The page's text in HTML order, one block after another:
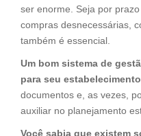
ser enorme. Seja por
compras desnecessárias,
também é essencial.
Um bom sistema de
para seu estabelecimento
documentos e, as vezes,
auxiliar no planejamento
Você sabia que existem